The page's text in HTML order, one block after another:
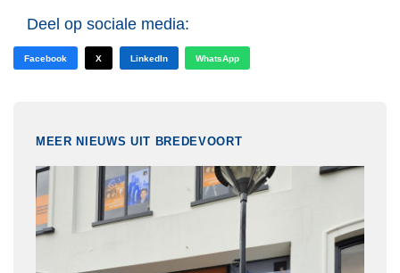
Deel op sociale media:
Facebook X LinkedIn WhatsApp
MEER NIEUWS UIT BREDEVOORT